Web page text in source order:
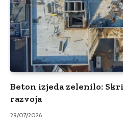
Beton izjeda zelenilo:
razvoja
29/07/2026